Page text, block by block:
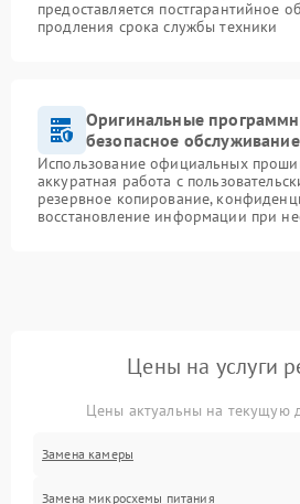
предоставляется постгарантийное
продления срока службы техники
Оригинальные
безопасное
Использование официальных
аккуратная работа с
резервное копирование,
восстановление информации при
Цены на услуги
Цены актуальны на текущую
Замена камеры
Замена микросхемы питания